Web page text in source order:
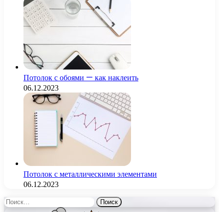
Потолок с обоями — как наклеить
06.12.2023
Потолок с металлическими элементами
06.12.2023
Найти: